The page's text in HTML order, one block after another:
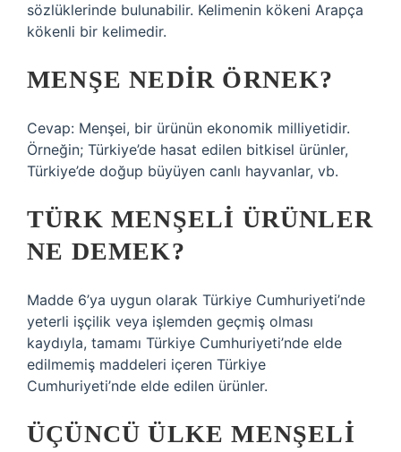
sözlüklerinde bulunabilir. Kelimenin kökeni Arapça
kökenli bir kelimedir.
MENŞE NEDIR ÖRNEK?
Cevap: Menşei, bir ürünün ekonomik milliyetidir.
Örneğin; Türkiye’de hasat edilen bitkisel ürünler,
Türkiye’de doğup büyüyen canlı hayvanlar, vb.
TÜRK MENŞELI ÜRÜNLER
NE DEMEK?
Madde 6’ya uygun olarak Türkiye Cumhuriyeti’nde
yeterli işçilik veya işlemden geçmiş olması
kaydıyla, tamamı Türkiye Cumhuriyeti’nde elde
edilmemiş maddeleri içeren Türkiye
Cumhuriyeti’nde elde edilen ürünler.
ÜÇÜNCÜ ÜLKE MENŞELI